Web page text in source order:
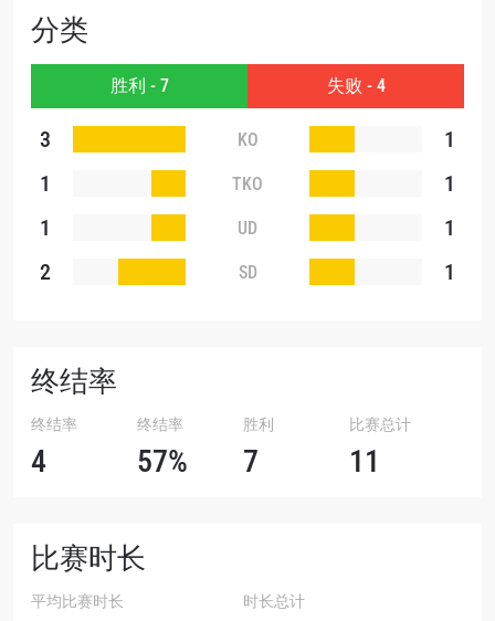
分类
胜利 - 7 失败 - 4
3 KO
1
1
TKO
1
1
UD
1
2
SD 1
终结率
终结率
4
终结率
57%
胜利
7
比赛总计
11
比赛时长
平均比赛时长 时长总计
的隐私政策，我们将收集、使用和披露您的信息。